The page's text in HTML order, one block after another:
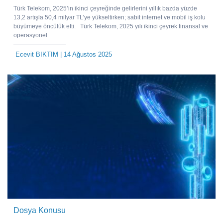
Türk Telekom, 2025’in ikinci çeyreğinde gelirlerini yıllık bazda yüzde
13,2 artışla 50,4 milyar TL’ye yükseltirken; sabit internet ve mobil iş kolu
büyümeye öncülük etti. Türk Telekom, 2025 yılı ikinci çeyrek finansal ve
operasyonel...
Ecevit BIKTIM | 14 Ağustos 2025
Dosya Konusu